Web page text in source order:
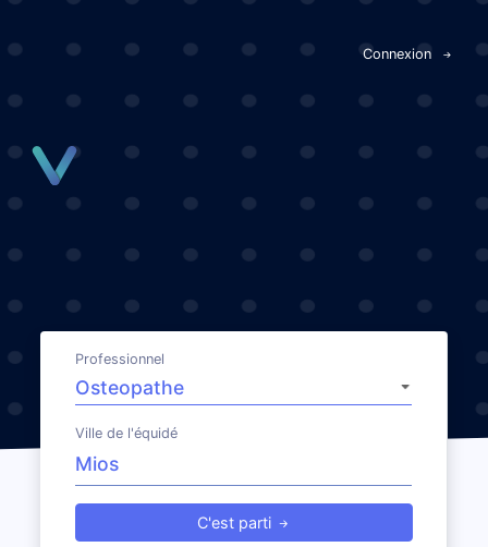
Connexion
Professionnel
Ville de l'équidé
C'est parti